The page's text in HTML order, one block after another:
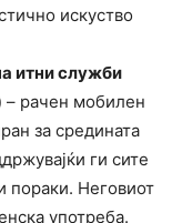
искуство
итни служби
–­ рачен мобилен
за средината
ги сите
пораки. Неговиот
употреба.